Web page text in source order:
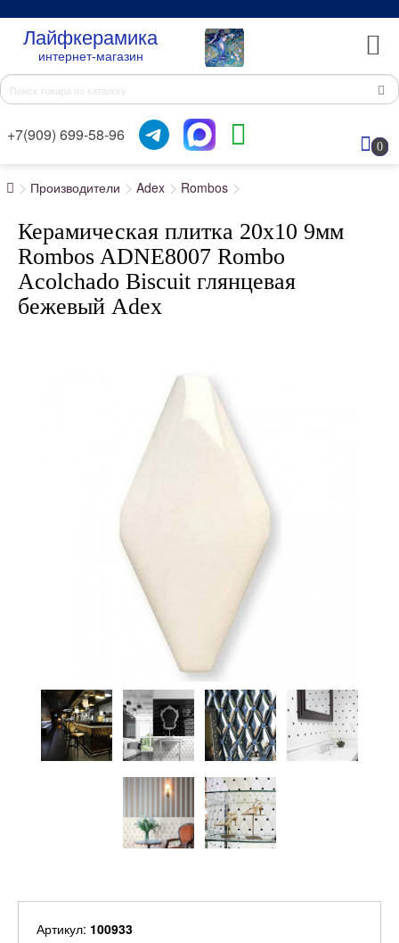
Лайфкерамика
интернет-магазин
+7(909) 699-58-96
0
Производители Adex Rombos
Керамическая плитка 20x10 9мм
Rombos ADNE8007 Rombo
Acolchado Biscuit глянцевая
бежевый Adex
Артикул: 100933